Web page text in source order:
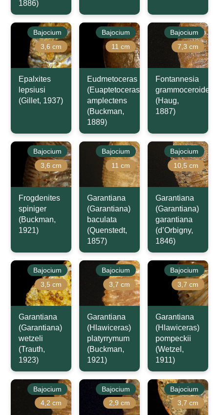
1886)
Bajocium
3,6 cm
Epalxites
lepsiusi
(Gillet, 1937)
Bajocium
11 cm
Eudmetoceras
(Euaptetoceras)
amplectens
(Buckman,
1889)
Bajocium
7,3 cm
Fontannesia
grammoceroides
(Haug,
1887)
Bajocium
3,6 cm
Frogdenites
spiniger
(Buckman,
1921)
Bajocium
11 cm
Garantiana
(Garantiana)
baculata
(Quenstedt,
1857)
Bajocium
10,5 cm
Garantiana
(Garantiana)
garantiana
(d’Orbigny,
1846)
Bajocium
3,5 cm
Garantiana
(Garantiana)
wetzeli
(Trauth,
1923)
Bajocium
3,7 cm
Garantiana
(Hlawiceras)
platyrrymum
(Buckman,
1921)
Bajocium
3,7 cm
Garantiana
(Hlawiceras)
pompeckii
(Wetzel,
1911)
Bajocium
4,2 cm
Bajocium
2,9 cm
Bajocium
3,7 cm